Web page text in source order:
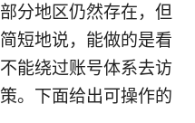
分地区仍然存在，但
短地说，能做的是看
能绕过账号体系去访
。下面给出可操作的